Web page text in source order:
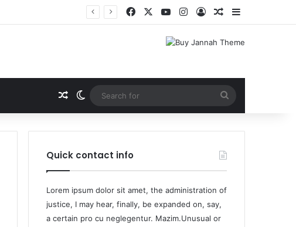
Quick contact info
Lorem ipsum dolor sit amet, the administration of
justice, I may hear, finally, be expanded on, say,
a certain pro cu neglegentur. Mazim.Unusual or